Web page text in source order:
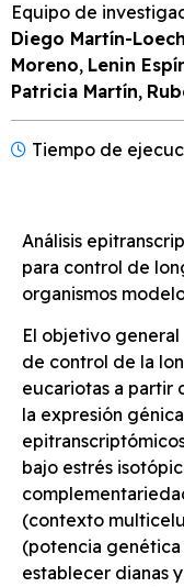
Equipo de
Diego Martín-
Moreno, Lenin
Patricia Martín,
Tiempo de
Análisis
para control de
organismos
El objetivo
de control de la
eucariotas a partir
la expresión
bajo estrés
(contexto
(potencia
establecer dianas